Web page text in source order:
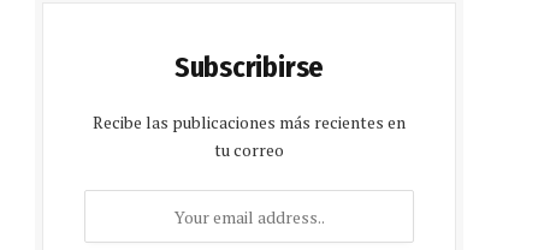
Subscribirse
Recibe las publicaciones más recientes en
tu correo